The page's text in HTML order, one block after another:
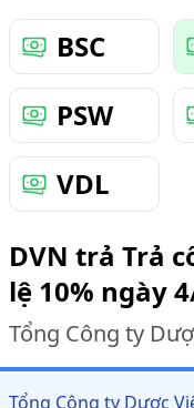
BSC
PSW
VDL
DVN trả Trả
lệ 10% ngày
Tổng Công ty
Tổng Công ty Dược